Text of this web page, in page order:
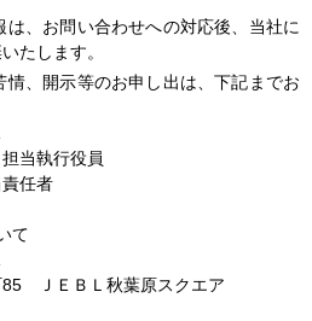
、お問い合わせへの対応後、当社に
たします。
、開示等のお申し出は、下記までお
当執行役員
任者
て
85 ＪＥＢＬ秋葉原スクエア